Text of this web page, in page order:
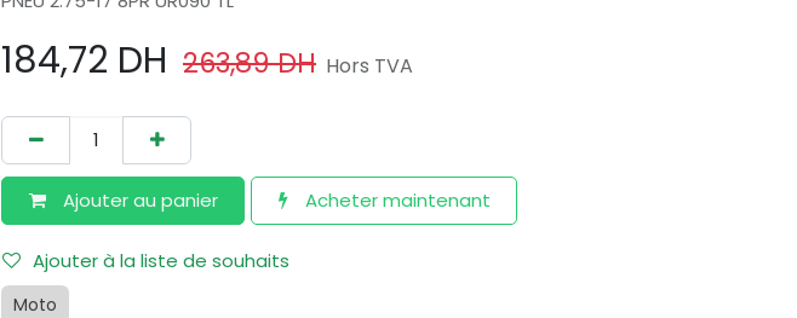
184,72 DH 263,89DH Hors TVA
Ajouter au​ panier Acheter maintenant
Ajouter à la liste de souhaits
Moto